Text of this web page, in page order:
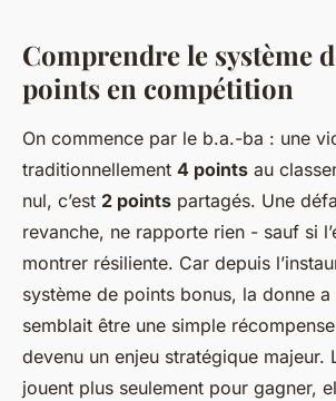
Comprendre le système
points en compétition
On commence par le b.a.-ba : une
traditionnellement 4 points au
nul, c’est 2 points partagés. Une
revanche, ne rapporte rien - sauf si
montrer résiliente. Car depuis
système de points bonus, la donne
semblait être une simple
devenu un enjeu stratégique majeur.
jouent plus seulement pour gagner,